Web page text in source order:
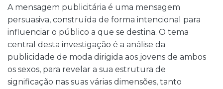
A mensagem publicitária é uma mensagem
persuasiva, construída de forma intencional para
influenciar o público a que se destina. O tema
central desta investigação é a análise da
publicidade de moda dirigida aos jovens de ambos
os sexos, para revelar a sua estrutura de
significação nas suas várias dimensões, tanto